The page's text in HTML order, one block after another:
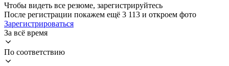
Чтобы видеть все резюме, зарегистрируйтесь
После регистрации покажем ещё 3 113 и откроем фото
Зарегистрироваться
За всё время
По соответствию